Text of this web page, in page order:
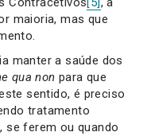
maioria, mas que
manter a saúde dos
qua non para que
sentido, é preciso
tratamento
se ferem ou quando